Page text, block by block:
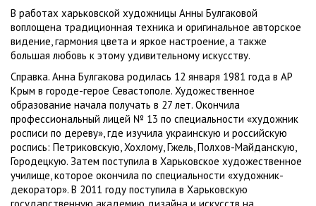
В работах харьковской художницы Анны Булгаковой
воплощена традиционная техника и оригинальное авторское
видение, гармония цвета и яркое настроение, а также
большая любовь к этому удивительному искусству.
Справка. Анна Булгакова родилась 12 января 1981 года в АР
Крым в городе-герое Севастополе. Художественное
образование начала получать в 27 лет. Окончила
профессиональный лицей № 13 по специальности «художник
росписи по дереву», где изучила украинскую и российскую
роспись: Петриковскую, Хохлому, Гжель, Полхов-Майданскую,
Городецкую. Затем поступила в Харьковское художественное
училище, которое окончила по специальности «художник-
декоратор». В 2011 году поступила в Харьковскую